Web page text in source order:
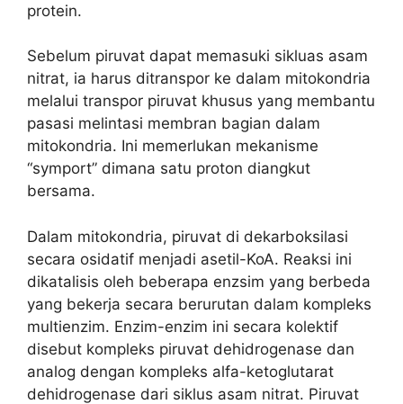
protein.
Sebelum piruvat dapat memasuki sikluas asam
nitrat, ia harus ditranspor ke dalam mitokondria
melalui transpor piruvat khusus yang membantu
pasasi melintasi membran bagian dalam
mitokondria. Ini memerlukan mekanisme
“symport” dimana satu proton diangkut
bersama.
Dalam mitokondria, piruvat di dekarboksilasi
secara osidatif menjadi asetil-KoA. Reaksi ini
dikatalisis oleh beberapa enzsim yang berbeda
yang bekerja secara berurutan dalam kompleks
multienzim. Enzim-enzim ini secara kolektif
disebut kompleks piruvat dehidrogenase dan
analog dengan kompleks alfa-ketoglutarat
dehidrogenase dari siklus asam nitrat. Piruvat